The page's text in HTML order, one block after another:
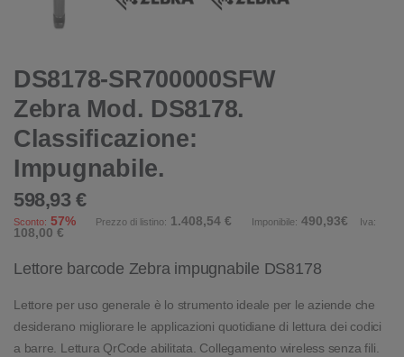
DS8178-SR700000SFW
Zebra Mod. DS8178.
Classificazione:
Impugnabile.
598,93 €
Sconto: 57% Prezzo di listino: 1.408,54 € Imponibile: 490,93€ Iva:
108,00 €
Lettore barcode Zebra impugnabile DS8178
Lettore per uso generale è lo strumento ideale per le aziende che
desiderano migliorare le applicazioni quotidiane di lettura dei codici
a barre. Lettura QrCode abilitata. Collegamento wireless senza fili.